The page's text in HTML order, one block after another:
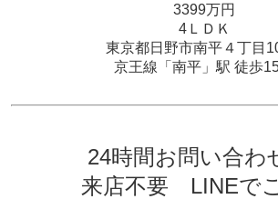
3399万円
4ＬＤＫ
東京都日野市南平４丁目
京王線「南平」駅 徒歩
24時間お問い合わ
来店不要 LINEで